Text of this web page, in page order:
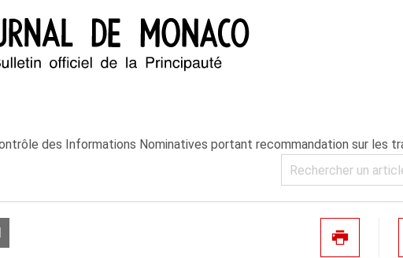
des Informations Nominatives portant recommandation sur les